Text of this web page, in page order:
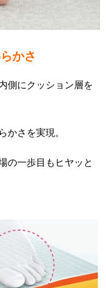
かさ
側にクッション層を
かさを実現。
の一歩目もヒヤッと